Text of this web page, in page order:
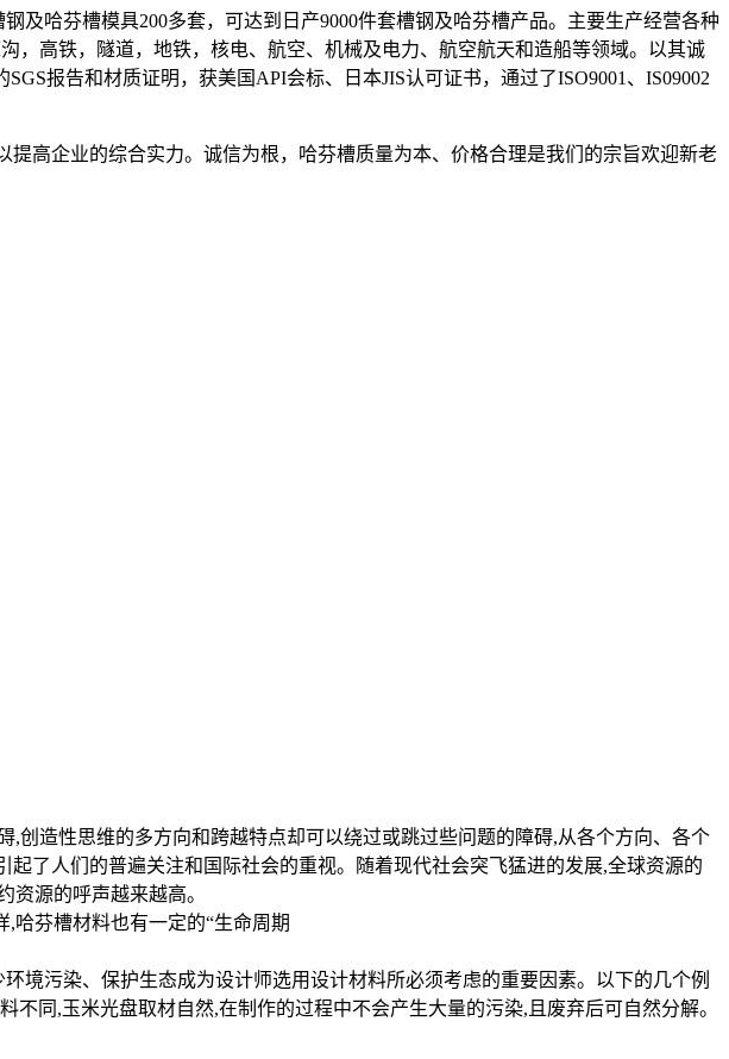
及哈芬槽模具200多套，可达到日产9000件套槽钢及哈芬槽产品。主要生产经营各种
，高铁，隧道，地铁，核电、航空、机械及电力、航空航天和造船等领域。以其诚
报告和材质证明，获美国API会标、日本JIS认可证书，通过了ISO9001、IS09002
高企业的综合实力。诚信为根，哈芬槽质量为本、价格合理是我们的宗旨欢迎新老
创造性思维的多方向和跨越特点却可以绕过或跳过些问题的障碍,从各个方向、各个
了人们的普遍关注和国际社会的重视。随着现代社会突飞猛进的发展,全球资源的
源的呼声越来越高。
哈芬槽材料也有一定的“生命周期
境污染、保护生态成为设计师选用设计材料所必须考虑的重要因素。以下的几个例
同,玉米光盘取材自然,在制作的过程中不会产生大量的污染,且废弃后可自然分解。